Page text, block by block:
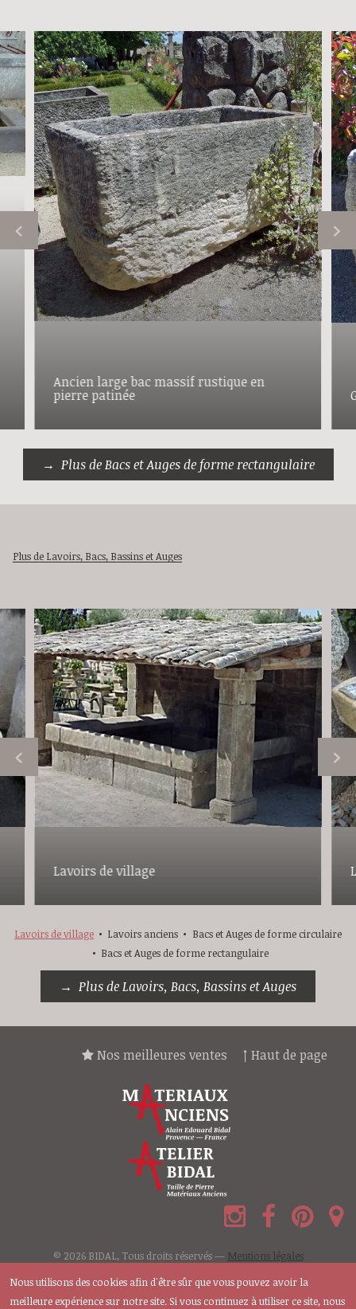
Ancien large bac massif rustique en
pierre patinée
Plus de Bacs et Auges de forme rectangulaire
Plus de Lavoirs, Bacs, Bassins et Auges
Lavoirs de village
Lavoirs de village Lavoirs anciens
Bacs et Auges de forme circulaire
Bacs et Auges de forme rectangulaire
Plus de Lavoirs, Bacs, Bassins et Auges
↑ Haut de page
Nos meilleures ventes
© 2026 BIDAL, Tous droits réservés — Mentions légales
Nous utilisons des cookies afin d'être sûr que vous pouvez avoir la
meilleure expérience sur notre site. Si vous continuez à utiliser ce site, nous